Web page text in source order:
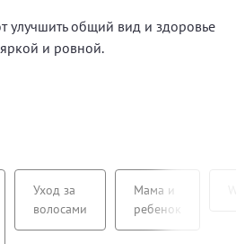
улучшить общий вид и здоровье
и ровной.
Уход за
волосами
Мама и
ребенок